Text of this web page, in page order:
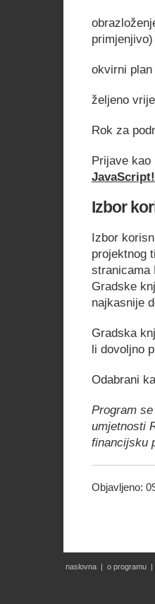
primjenjivo)
okvirni
željeno
Rok za
Prijave
JavaScript!
Izbor
Izbor
projektnog
stranicama
Gradske
najkasnije
Gradska
li dovoljno
Odabrani
Program
umjetnosti
financijsku
Objavljeno:
naslovna | o programu |